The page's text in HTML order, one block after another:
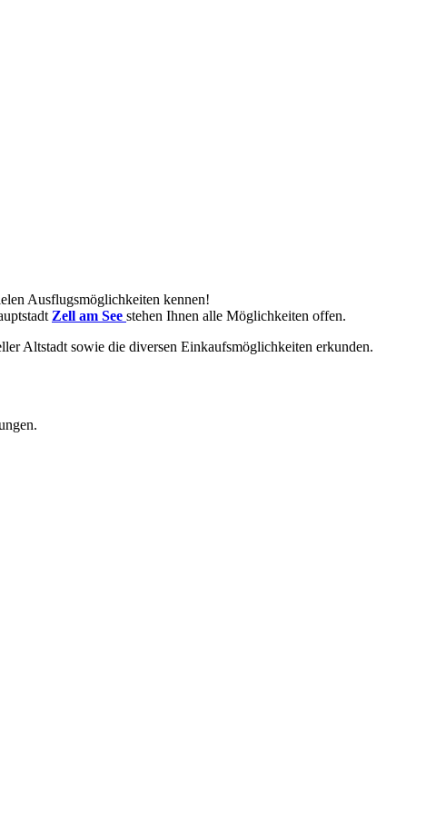
Ausflugsmöglichkeiten kennen!
Zell am See stehen Ihnen alle Möglichkeiten offen.
Altstadt sowie die diversen Einkaufsmöglichkeiten erkunden.